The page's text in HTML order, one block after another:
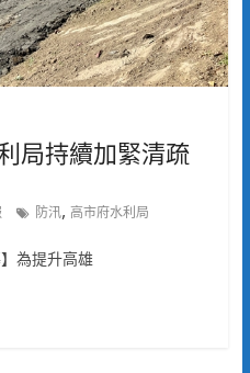
局持續加緊清疏
防汛, 高市府水利局
為提升高雄